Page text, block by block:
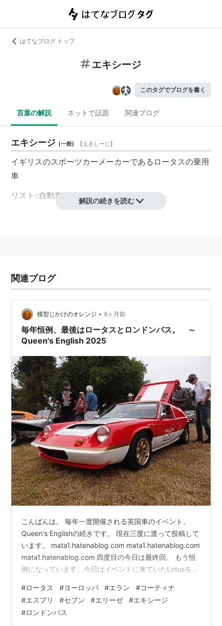
はてなブログ トップ
エキシージ
このタグでブログを書く
言葉の解説 ネットで話題 関連ブログ
エキシージ (一般) 【 えきしーじ 】
イギリスのスポーツカーメーカーであるロータスの乗用
車
リスト::自動車
解説の続きを読む
関連ブログ
模型じかけのオレンジ • 6ヶ月前
毎年恒例、最後はロータスとロンドンバス。 ～
Queen's English 2025
こんばんは。 毎年一度開催される英国車のイベント、
Queen's Englishの続きです。 現在三度に渡って投稿して
います。 mata1.hatenablog.com mata1.hatenablog.com
mata1.hatenablog.com 四度目の今日は最終回。 もう恒
例になっています、今日はイベントに来ていたLotusを集
初は、コッテコテに改造されたEuropaから。 私が好きな
ヨーロッパのカラーリングは、JPSか、この車両に施さ
れているGold Leafカラーです。 こうやって見ると、塗装
#ロータス #ヨーロッパ #エラン #コーティナ
#エスプリ #セブン #エリーゼ #エキシージ
#ロンドンバス